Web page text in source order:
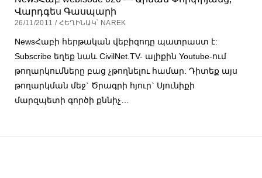
Վարդգես Գասպարի
26/11/2011 / ՀԵՂԻՆԱԿ՝ NAREK
NewsՀաբի հերթական վեբիզոդը պատրաստ է:
Subscribe եղեք նաև CivilNet.TV- ալիքին Youtube-ում
թողարկումները բաց չթողնելու համար: Դիտեք այս
թողարկման մեջ` Ծրագրի հյուր` Սյունիքի
մարզպետի գործի քննիչ…